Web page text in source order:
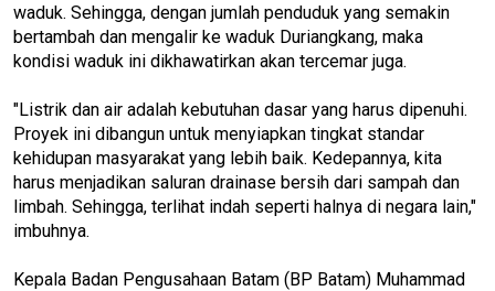
waduk. Sehingga, dengan jumlah penduduk yang semakin
bertambah dan mengalir ke waduk Duriangkang, maka
kondisi waduk ini dikhawatirkan akan tercemar juga.
"Listrik dan air adalah kebutuhan dasar yang harus dipenuhi.
Proyek ini dibangun untuk menyiapkan tingkat standar
kehidupan masyarakat yang lebih baik. Kedepannya, kita
harus menjadikan saluran drainase bersih dari sampah dan
limbah. Sehingga, terlihat indah seperti halnya di negara lain,"
imbuhnya.
Kepala Badan Pengusahaan Batam (BP Batam) Muhammad